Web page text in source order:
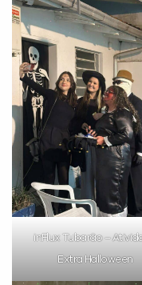
inFlux Tubarão –
Extra Halloween
já vamos
Você é aluno
Sim